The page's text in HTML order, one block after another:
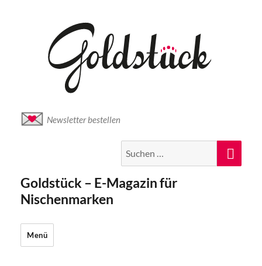
Newsletter bestellen
nach:
Goldstück – E-Magazin für
Nischenmarken
Menü